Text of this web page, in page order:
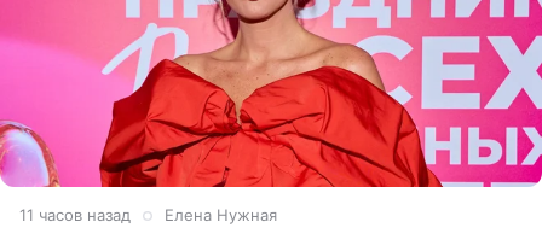
11 часов назад Елена Нужная